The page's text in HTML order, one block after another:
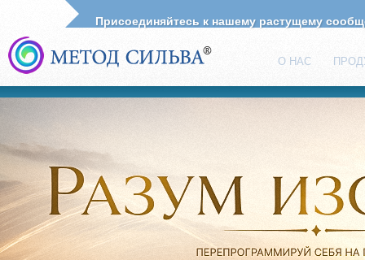
О НАС
Присоединяйтесь к нашему растущему